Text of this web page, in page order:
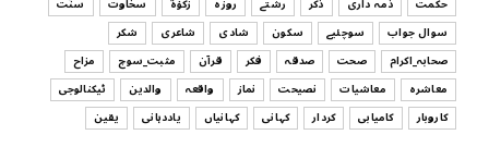
July 29, 2026
UNCATEGORIZED
قرض لینے اور دینے میں ہوشیاری
July 29, 2026
سوال جواب
سوچئیے سکون شادی شاعری
شکر
صحابہ_اکرام
صحت صدقہ فکر قرآن مثبت_سوچ
مزاح
معاشرہ
معاشیات نصیحت نماز واقعہ والدین
ٹیکنالوجی
کاروبار
کامیابی کردار کہانی کہانیاں یاددہانی یقین